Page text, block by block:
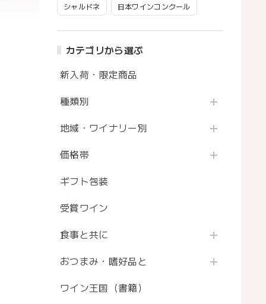
シャルドネ 日本ワインコンクール
カテゴリから選ぶ
新入荷・限定商品
種類別
地域・ワイナリー別
価格帯
ギフト包装
受賞ワイン
食事と共に
おつまみ・嗜好品と
ワイン王国（書籍）